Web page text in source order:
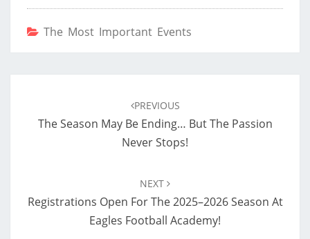
The Most Important Events
PREVIOUS
The Season May Be Ending… But The Passion
Never Stops!
NEXT
Registrations Open For The 2025–2026 Season At
Eagles Football Academy!